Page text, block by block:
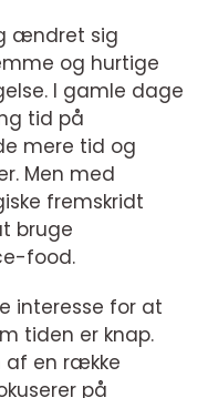
ændret sig
og hurtige
I gamle dage
tid på
mere tid og
Men med
fremskridt
bruge
food.
interesse for at
tiden er knap.
af en række
på